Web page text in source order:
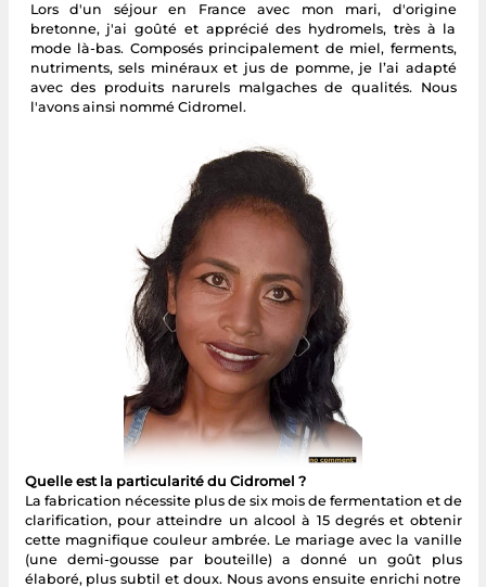
Lors d'un séjour en France avec mon mari, d'origine
bretonne, j'ai goûté et apprécié des hydromels, très à la
mode là-bas. Composés principalement de miel, ferments,
nutriments, sels minéraux et jus de pomme, je l’ai adapté
avec des produits narurels malgaches de qualités. Nous
l'avons ainsi nommé Cidromel.
Quelle est la particularité du Cidromel ?
La fabrication nécessite plus de six mois de fermentation et de
clarification, pour atteindre un alcool à 15 degrés et obtenir
cette magnifique couleur ambrée. Le mariage avec la vanille
(une demi-gousse par bouteille) a donné un goût plus
élaboré, plus subtil et doux. Nous avons ensuite enrichi notre